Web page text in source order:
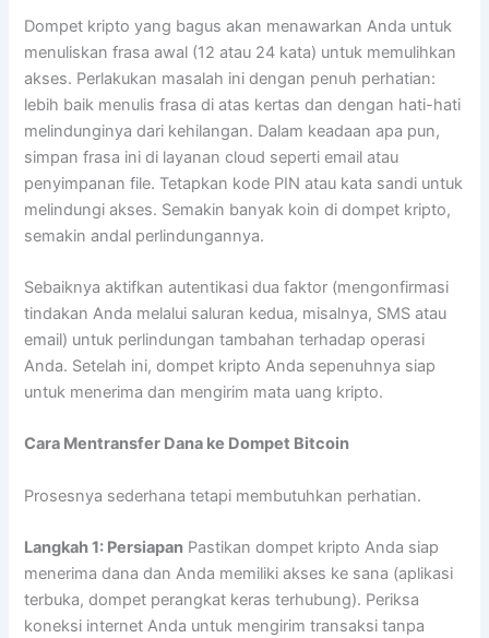
Dompet kripto yang bagus akan menawarkan Anda untuk
menuliskan frasa awal (12 atau 24 kata) untuk memulihkan
akses. Perlakukan masalah ini dengan penuh perhatian:
lebih baik menulis frasa di atas kertas dan dengan hati-hati
melindunginya dari kehilangan. Dalam keadaan apa pun,
simpan frasa ini di layanan cloud seperti email atau
penyimpanan file. Tetapkan kode PIN atau kata sandi untuk
melindungi akses. Semakin banyak koin di dompet kripto,
semakin andal perlindungannya.
Sebaiknya aktifkan autentikasi dua faktor (mengonfirmasi
tindakan Anda melalui saluran kedua, misalnya, SMS atau
email) untuk perlindungan tambahan terhadap operasi
Anda. Setelah ini, dompet kripto Anda sepenuhnya siap
untuk menerima dan mengirim mata uang kripto.
Cara Mentransfer Dana ke Dompet Bitcoin
Prosesnya sederhana tetapi membutuhkan perhatian.
Langkah 1: Persiapan Pastikan dompet kripto Anda siap
menerima dana dan Anda memiliki akses ke sana (aplikasi
terbuka, dompet perangkat keras terhubung). Periksa
koneksi internet Anda untuk mengirim transaksi tanpa